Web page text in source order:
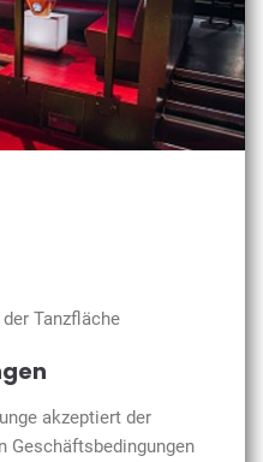
Tanzfläche
akzeptiert der
Geschäftsbedingungen